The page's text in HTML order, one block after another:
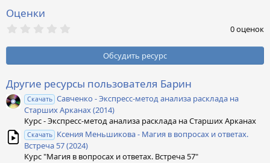
Оценки
0
з
ё
з
д
0 оценок
Обсудить ресурс
Другие ресурсы пользователя Барин
Скачать Савченко - Экспресс-метод анализа расклада на
Старших Арканах (2014)
Курс - Экспресс-метод анализа расклада на Старших Арканах
Скачать Ксения Меньшикова - Магия в вопросах и ответах.
Встреча 57 (2024)
Курс "Магия в вопросах и ответах. Встреча 57"